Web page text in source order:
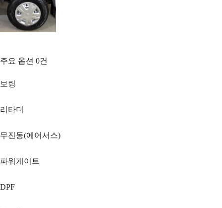
주요 옵션 0건
보링
리타더
무진동(에어서스)
파워게이트
DPF